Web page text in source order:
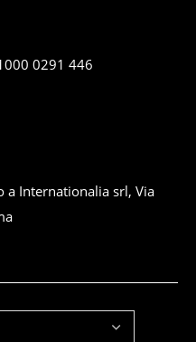
0291 446
a Internationalia srl, Via